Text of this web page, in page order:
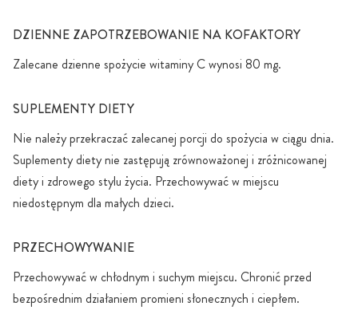
DZIENNE ZAPOTRZEBOWANIE NA KOFAKTORY
Zalecane dzienne spożycie witaminy C wynosi 80 mg.
SUPLEMENTY DIETY
Nie należy przekraczać zalecanej porcji do spożycia w ciągu dnia.
Suplementy diety nie zastępują zrównoważonej i zróżnicowanej
diety i zdrowego stylu życia. Przechowywać w miejscu
niedostępnym dla małych dzieci.
PRZECHOWYWANIE
Przechowywać w chłodnym i suchym miejscu. Chronić przed
bezpośrednim działaniem promieni słonecznych i ciepłem.